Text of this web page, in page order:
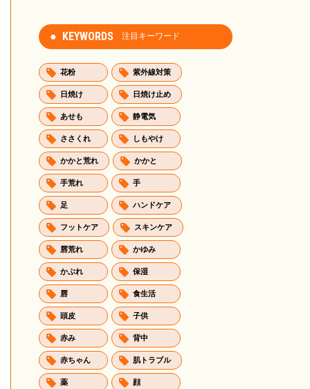
KEYWORDS 注目キーワード
花粉 紫外線対策
日焼け 日焼け止め
あせも 静電気
ささくれ しもやけ
かかと荒れ かかと
手荒れ 手
足 ハンドケア
フットケア スキンケア
唇荒れ かゆみ
かぶれ 保湿
唇 食生活
頭皮 子供
赤み 背中
赤ちゃん 肌トラブル
薬 顔